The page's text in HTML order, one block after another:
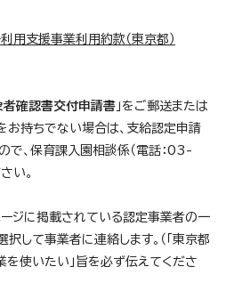
用支援事業利用約款（東京都）
者確認書交付申請書 」をご郵送または
お持ちでない場合は、支給認定申請
で、保育課入園相談係（電話：03-
い。
ージに掲載されている認定事業者の一
して事業者に連絡します。（「東京都
を使いたい」旨を必ず伝えてくださ